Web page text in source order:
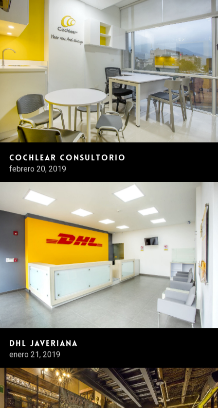
Cochlear Consultorio
febrero 20, 2019
DHL Javeriana
enero 21, 2019